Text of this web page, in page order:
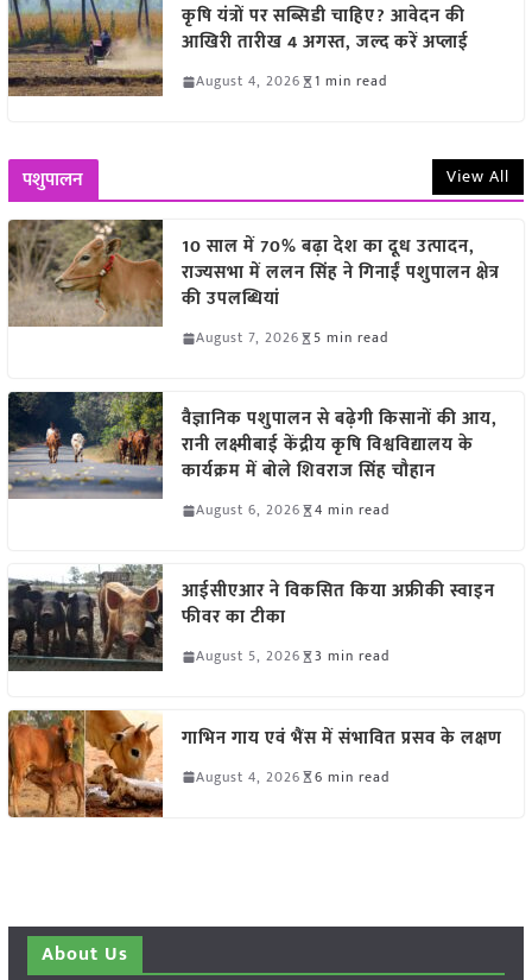
कृषि यंत्रों पर सब्सिडी चाहिए? आवेदन की
आखिरी तारीख 4 अगस्त, जल्द करें अप्लाई
August 4, 2026 1 min read
पशुपालन View All
10 साल में 70% बढ़ा देश का दूध उत्पादन,
राज्यसभा में ललन सिंह ने गिनाईं पशुपालन क्षेत्र
की उपलब्धियां
August 7, 2026 5 min read
वैज्ञानिक पशुपालन से बढ़ेगी किसानों की आय,
रानी लक्ष्मीबाई केंद्रीय कृषि विश्वविद्यालय के
कार्यक्रम में बोले शिवराज सिंह चौहान
August 6, 2026 4 min read
आईसीएआर ने विकसित किया अफ्रीकी स्वाइन
फीवर का टीका
August 5, 2026 3 min read
गाभिन गाय एवं भैंस में संभावित प्रसव के लक्षण
August 4, 2026 6 min read
About Us